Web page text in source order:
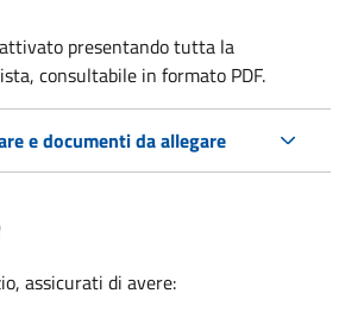
presentando tutta la
consultabile in formato PDF.
e documenti da allegare
assicurati di avere: